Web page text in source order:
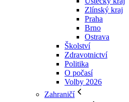
Zlínský kraj
Praha
Brno
Ostrava
Školství
Zdravotnictví
Politika
O počasí
Volby 2026
Zahraničí